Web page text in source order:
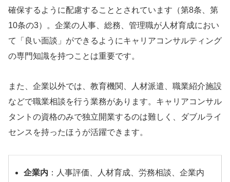
確保するように配慮することとされています（第8条、第
10条の3）。企業の人事、総務、管理職が人材育成におい
て「良い面談」ができるようにキャリアコンサルティング
の専門知識を持つことは重要です。
また、企業以外では、教育機関、人材派遣、職業紹介施設
などで職業相談を行う業務があります。キャリアコンサル
タントの資格のみで独立開業するのは難しく、ダブルライ
センスを持ったほうが活躍できます。
企業内 ：人事評価、人材育成、労務相談、企業内